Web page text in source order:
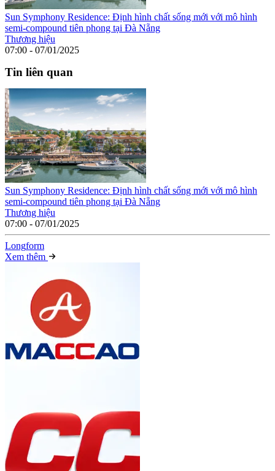
Sun Symphony Residence: Định hình chất sống mới với mô hình
semi-compound tiên phong tại Đà Nẵng
Thương hiệu
07:00 - 07/01/2025
Tin liên quan
Sun Symphony Residence: Định hình chất sống mới với mô hình
semi-compound tiên phong tại Đà Nẵng
Thương hiệu
07:00 - 07/01/2025
Longform
Xem thêm